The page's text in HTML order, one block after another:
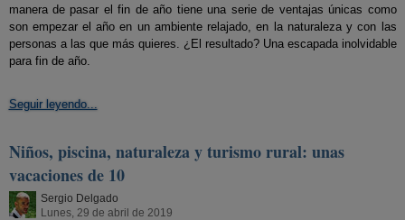
manera de pasar el fin de año tiene una serie de ventajas únicas como
son empezar el año en un ambiente relajado, en la naturaleza y con las
personas a las que más quieres. ¿El resultado? Una escapada inolvidable
para fin de año.
Seguir leyendo...
Niños, piscina, naturaleza y turismo rural: unas
vacaciones de 10
Sergio Delgado
Lunes, 29 de abril de 2019